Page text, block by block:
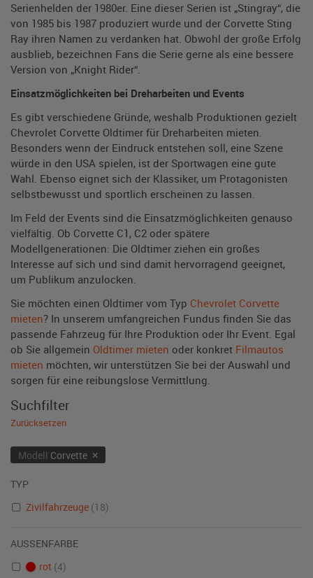
Serienhelden der 1980er. Eine dieser Serien ist „Stingray“, die
von 1985 bis 1987 produziert wurde und der Corvette Sting
Ray ihren Namen zu verdanken hat. Obwohl der große Erfolg
ausblieb, bezeichnen Fans die Serie gerne als eine bessere
Version von „Knight Rider“.
Einsatzmöglichkeiten bei Dreharbeiten und Events
Es gibt verschiedene Gründe, weshalb Produktionen gezielt
Chevrolet Corvette Oldtimer für Dreharbeiten mieten.
Besonders wenn der Eindruck entstehen soll, eine Szene
würde in den USA spielen, ist der Sportwagen eine gute
Wahl. Ebenso eignet sich der Klassiker, um Protagonisten
selbstbewusst und sportlich erscheinen zu lassen.
Im Feld der Events sind die Einsatzmöglichkeiten genauso
vielfältig. Ob Corvette C1, C2 oder spätere
Modellgenerationen: Die Oldtimer ziehen ein großes
Interesse auf sich und sind damit hervorragend geeignet,
um Publikum anzulocken.
Sie möchten einen Oldtimer vom Typ Chevrolet Corvette
mieten? In unserem umfangreichen Fundus finden Sie das
passende Fahrzeug für Ihre Produktion oder Ihr Event. Egal
ob Sie allgemein Oldtimer mieten oder konkret Filmautos
mieten möchten, wir unterstützen Sie bei der Auswahl und
sorgen für eine reibungslose Vermittlung.
Suchfilter
Zurücksetzen
Modell Corvette ×
TYP
Zivilfahrzeuge (18)
AUSSENFARBE
rot (4)